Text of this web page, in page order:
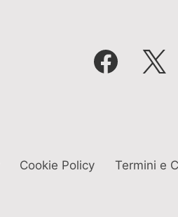
Cookie Policy Termini e